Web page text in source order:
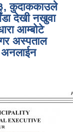
३, कुदाककाउले
देखी नखुवा
आम्बोटे
अस्पताल
अनलाईन